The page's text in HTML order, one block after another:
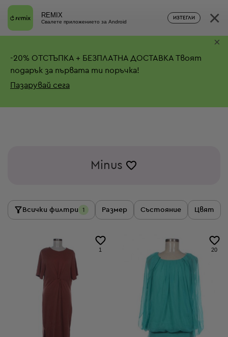
REMIX
Свалете приложението за Android
ИЗТЕГЛИ ×
-20% ОТСТЪПКА + БЕЗПЛАТНА ДОСТАВКА Твоят
подарък за първата ти поръчка!
Пазарувай сега
×
Minus
Всички филтри 1 Размер Състояние Цвят
1 20